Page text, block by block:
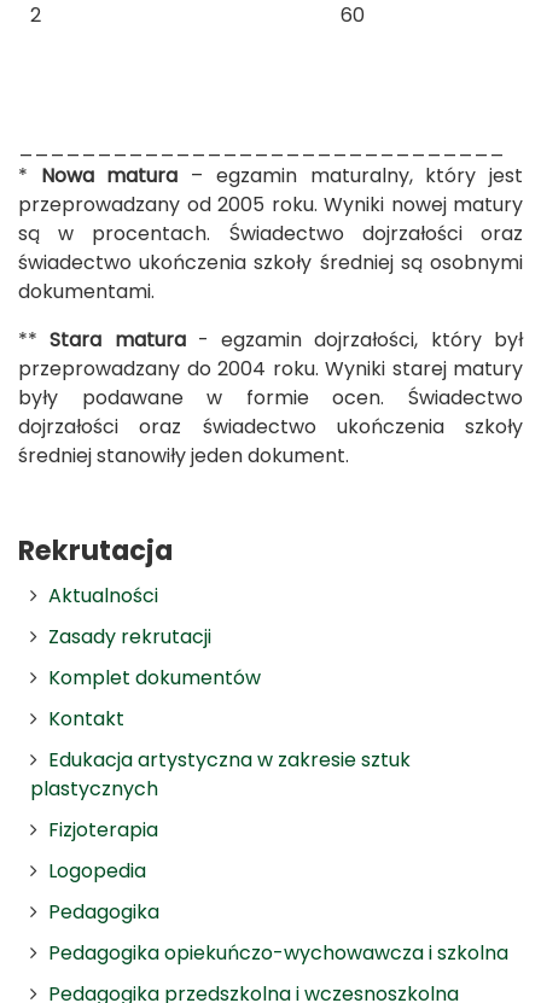
Rekrutacja
Aktualności
Zasady rekrutacji
Komplet dokumentów
Kontakt
Edukacja artystyczna w zakresie sztuk
plastycznych
Fizjoterapia
Logopedia
Pedagogika
Pedagogika opiekuńczo-wychowawcza i szkolna
Pedagogika przedszkolna i wczesnoszkolna
2
60
* Nowa matura – egzamin maturalny, który jest
przeprowadzany od 2005 roku. Wyniki nowej matury
są w procentach. Świadectwo dojrzałości oraz
świadectwo ukończenia szkoły średniej są osobnymi
dokumentami.
**Stara matura- egzamin dojrzałości, który był
przeprowadzany do 2004 roku. Wyniki starej matury
były podawane w formie ocen. Świadectwo
dojrzałości oraz świadectwo ukończenia szkoły
średniej stanowiły jeden dokument.